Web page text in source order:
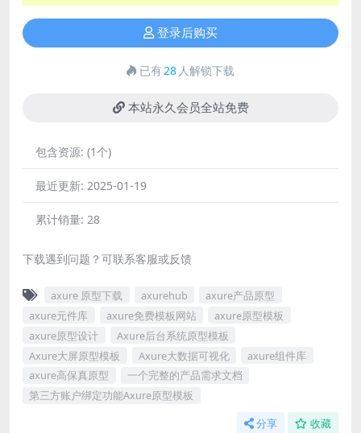
登录后购买
已有28 人解锁下载
本站永久会员全站免费
包含资源: (1个)
最近更新: 2025-01-19
累计销量: 28
下载遇到问题？可联系客服或反馈
axure 原型下载 axurehub
axure产品原型
axure元件库
axure免费模板网站
axure原型模板
axure原型设计
Axure后台系统原型模板
Axure大屏原型模板
Axure大数据可视化
axure组件库
axure高保真原型
一个完整的产品需求文档
第三方账户绑定功能Axure原型模板
分享 收藏